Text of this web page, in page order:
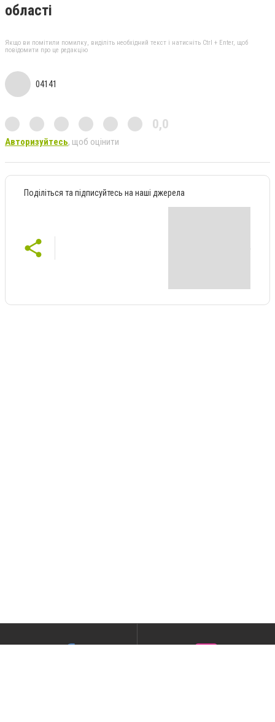
області
Якщо ви помітили помилку, виділіть необхідний текст і натисніть Ctrl + Enter, щоб
повідомити про це редакцію
04141
0,0
Авторизуйтесь, щоб оцінити
Поділіться та підписуйтесь на наші джерела